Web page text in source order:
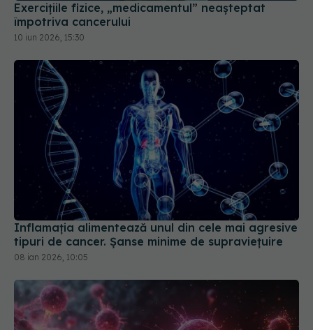
Exercițiile fizice, „medicamentul” neașteptat
împotriva cancerului
10 iun 2026, 15:30
Inflamația alimentează unul din cele mai agresive
tipuri de cancer. Șanse minime de supraviețuire
08 ian 2026, 10:05